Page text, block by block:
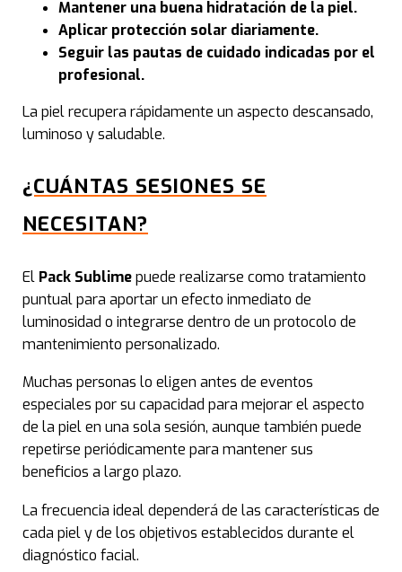
Mantener una buena hidratación de la piel.
Aplicar protección solar diariamente.
Seguir las pautas de cuidado indicadas por el
profesional.
La piel recupera rápidamente un aspecto descansado,
luminoso y saludable.
¿CUÁNTAS SESIONES SE
NECESITAN?
El Pack Sublimepuede realizarse como tratamiento
puntual para aportar un efecto inmediato de
luminosidad o integrarse dentro de un protocolo de
mantenimiento personalizado.
Muchas personas lo eligen antes de eventos
especiales por su capacidad para mejorar el aspecto
de la piel en una sola sesión, aunque también puede
repetirse periódicamente para mantener sus
beneficios a largo plazo.
La frecuencia ideal dependerá de las características de
cada piel y de los objetivos establecidos durante el
diagnóstico facial.